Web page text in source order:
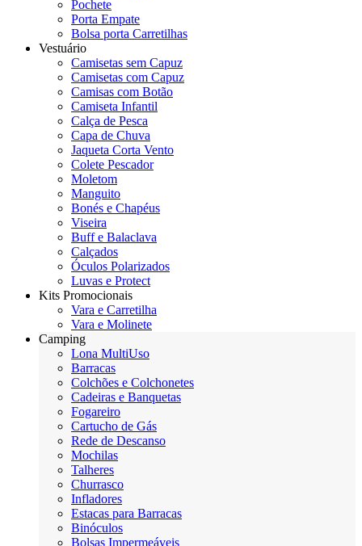
Pochete
Porta Empate
Bolsa porta Carretilhas
Vestuário
Camisetas sem Capuz
Camisetas com Capuz
Camisas com Botão
Camiseta Infantil
Calça de Pesca
Capa de Chuva
Jaqueta Corta Vento
Colete Pescador
Moletom
Manguito
Bonés e Chapéus
Viseira
Buff e Balaclava
Calçados
Óculos Polarizados
Luvas e Protect
Kits Promocionais
Vara e Carretilha
Vara e Molinete
Camping
Lona MultiUso
Barracas
Colchões e Colchonetes
Cadeiras e Banquetas
Fogareiro
Cartucho de Gás
Rede de Descanso
Mochilas
Talheres
Churrasco
Infladores
Estacas para Barracas
Binóculos
Bolsas Impermeáveis